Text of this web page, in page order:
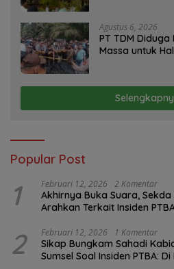
Agustus 6, 2026
PT TDM Diduga
Massa untuk
Popular Post
1 Februari 12, 2026 2 Komentar
Akhirnya Buka Suara,
Arahkan Terkait Insiden
2 Februari 12, 2026 1 Komentar
Sikap Bungkam Sahadi
Sumsel Soal Insiden PTBA: